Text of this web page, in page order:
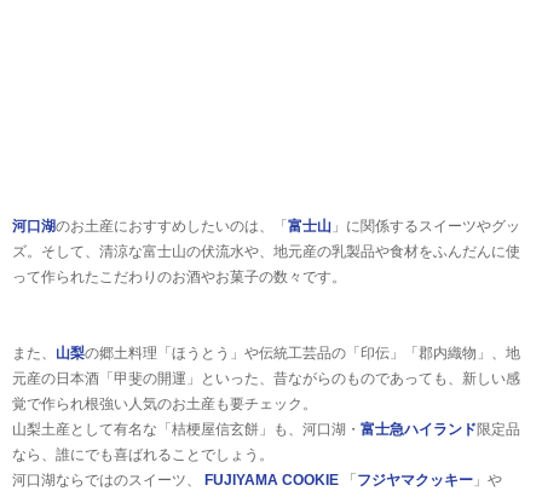
河口湖のお土産におすすめしたいのは、「 富士山 」に関係するスイーツやグッ
ズ。そして、清涼な富士山の伏流水や、地元産の乳製品や食材をふんだんに使
って作られたこだわりのお酒やお菓子の数々です。
また、 山梨の郷土料理「ほうとう」や伝統工芸品の「印伝」「郡内織物」、地
元産の日本酒「甲斐の開運」といった、昔ながらのものであっても、新しい感
覚で作られ根強い人気のお土産も要チェック。
山梨土産として有名な「桔梗屋信玄餅」も、河口湖・ 富士急ハイランド 限定品
なら、誰にでも喜ばれることでしょう。
河口湖ならではのスイーツ、
FUJIYAMA COOKIE 「 フジヤマクッキー 」や